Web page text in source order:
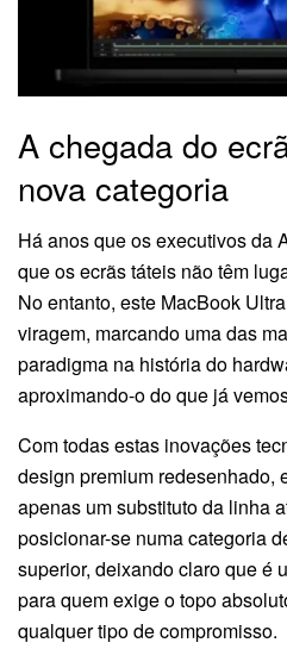
A chegada do
nova categoria
Há anos que os executivos da
que os ecrãs táteis não têm
No entanto, este MacBook
viragem, marcando uma das
paradigma na história do
aproximando-o do que já
Com todas estas inovações
design premium redesenhado,
apenas um substituto da linha
posicionar-se numa categoria
superior, deixando claro que é
para quem exige o topo
qualquer tipo de compromisso.